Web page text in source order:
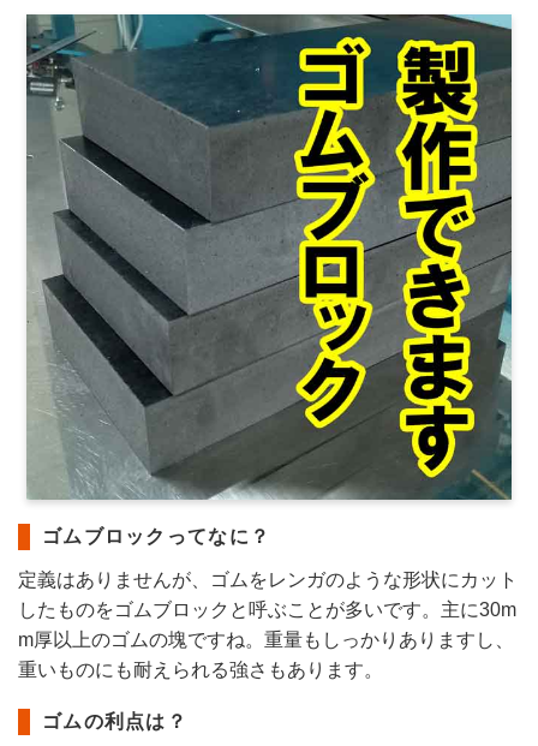
ゴムブロックってなに？
定義はありませんが、ゴムをレンガのような形状にカット
したものをゴムブロックと呼ぶことが多いです。主に30m
m厚以上のゴムの塊ですね。重量もしっかりありますし、
重いものにも耐えられる強さもあります。
ゴムの利点は？